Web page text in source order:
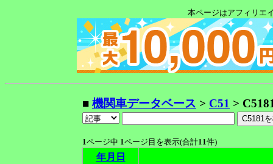
本ページはアフィリエ
■ 機関車データベース > C51 >
1ページ中 1ページ目を表示(合計11件)
年月日